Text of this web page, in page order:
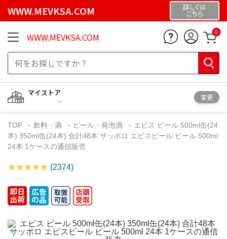
WWW.MEVKSA.COM 詳しくは
こちら
WWW.MEVKSA.COM 0
マイストア
変更
TOP 飲料・酒 ビール・発泡酒
エビス ビール 500ml缶(24
本) 350ml缶(24本) 合計48本 サッポロ エビスビール ビール 500ml
24本 1ケースの通信販売
(2374)